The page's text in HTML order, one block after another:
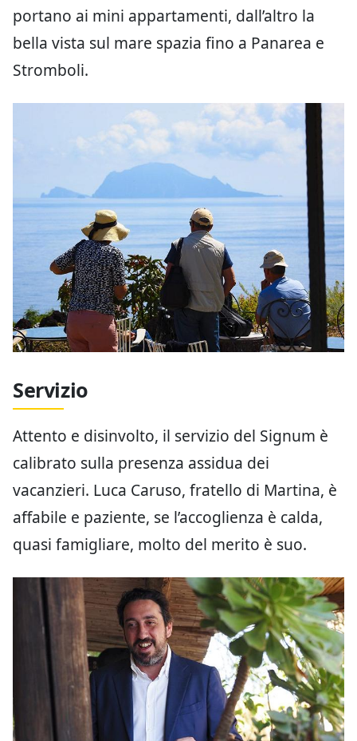
portano ai mini appartamenti, dall’altro la
bella vista sul mare spazia fino a Panarea e
Stromboli.
Servizio
Attento e disinvolto, il servizio del Signum è
calibrato sulla presenza assidua dei
vacanzieri. Luca Caruso, fratello di Martina, è
affabile e paziente, se l’accoglienza è calda,
quasi famigliare, molto del merito è suo.